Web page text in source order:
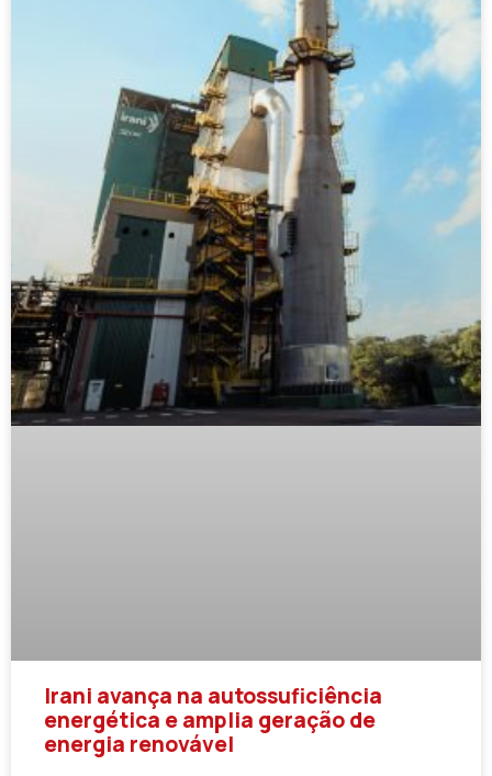
Irani avança na autossuficiência
energética e amplia geração de
energia renovável